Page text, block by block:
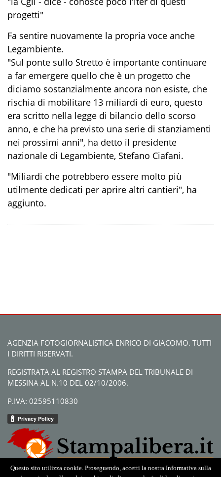
progetti"
Fa sentire nuovamente la propria voce anche
Legambiente.
"Sul ponte sullo Stretto è importante continuare
a far emergere quello che è un progetto che
diciamo sostanzialmente ancora non esiste, che
rischia di mobilitare 13 miliardi di euro, questo
era scritto nella legge di bilancio dello scorso
anno, e che ha previsto una serie di stanziamenti
nei prossimi anni", ha detto il presidente
nazionale di Legambiente, Stefano Ciafani.
"Miliardi che potrebbero essere molto più
utilmente dedicati per aprire altri cantieri", ha
aggiunto.
AGENZIA FOTOGIORNALISTICA ENRICO DI GIACOMO. TUTTI
I DIRITTI RISERVATI.
REGISTRATA AL REGISTRO STAMPA DEL TRIBUNALE DI
MESSINA AL N.10 DEL 02/10/2006.
P.IVA: 02595110830
Questo sito utilizza cookie. Proseguendo, accetti la nostra Informativa sulla